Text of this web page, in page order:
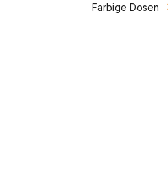
Farbige Dosen